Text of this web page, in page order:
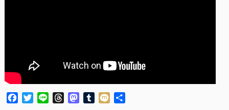
Facebook
TwitterLine ThreadsMastodon
Tumblr
Mixi